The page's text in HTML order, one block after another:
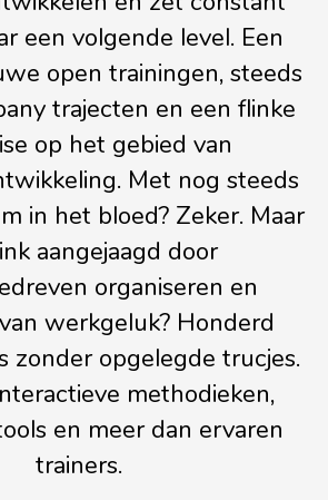
een volgende level. Een
open trainingen, steeds
trajecten en een flinke
op het gebied van
Met nog steeds
in het bloed? Zeker. Maar
aangejaagd door
organiseren en
werkgeluk? Honderd
zonder opgelegde trucjes.
methodieken,
en meer dan ervaren
trainers.